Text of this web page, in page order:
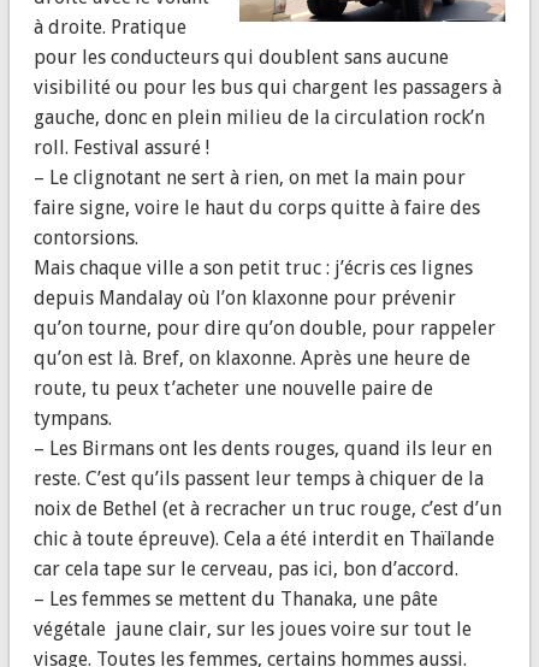
à droite. Pratique
pour les conducteurs qui doublent sans aucune
visibilité ou pour les bus qui chargent les passagers à
gauche, donc en plein milieu de la circulation rock’n
roll. Festival assuré !
– Le clignotant ne sert à rien, on met la main pour
faire signe, voire le haut du corps quitte à faire des
contorsions.
Mais chaque ville a son petit truc : j’écris ces lignes
depuis Mandalay où l’on klaxonne pour prévenir
qu’on tourne, pour dire qu’on double, pour rappeler
qu’on est là. Bref, on klaxonne. Après une heure de
route, tu peux t’acheter une nouvelle paire de
tympans.
– Les Birmans ont les dents rouges, quand ils leur en
reste. C’est qu’ils passent leur temps à chiquer de la
noix de Bethel (et à recracher un truc rouge, c’est d’un
chic à toute épreuve). Cela a été interdit en Thaïlande
car cela tape sur le cerveau, pas ici, bon d’accord.
– Les femmes se mettent du Thanaka, une pâte
végétale jaune clair, sur les joues voire sur tout le
visage. Toutes les femmes, certains hommes aussi.